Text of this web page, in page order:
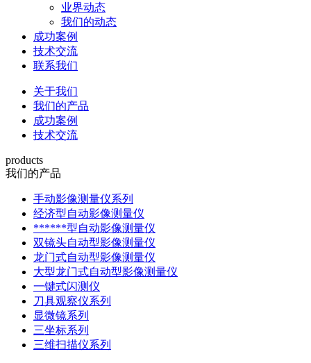
业界动态
我们的动态
成功案例
技术交流
联系我们
关于我们
我们的产品
成功案例
技术交流
products
我们的产品
手动影像测量仪系列
经济型自动影像测量仪
******型自动影像测量仪
双镜头自动型影像测量仪
龙门式自动型影像测量仪
大型龙门式自动型影像测量仪
一键式闪测仪
刀具观察仪系列
显微镜系列
三坐标系列
三维扫描仪系列